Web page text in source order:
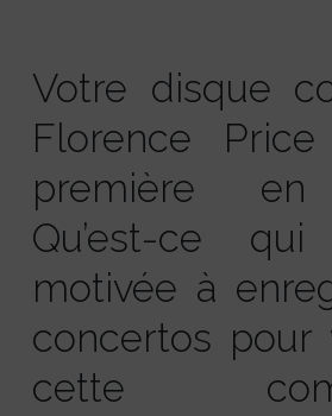
Votre disque
Florence
première en
Qu’est-ce
motivée à
concertos pour
cette